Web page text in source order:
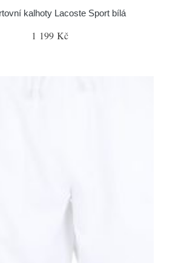
kalhoty Lacoste Sport bílá
1 199 Kč